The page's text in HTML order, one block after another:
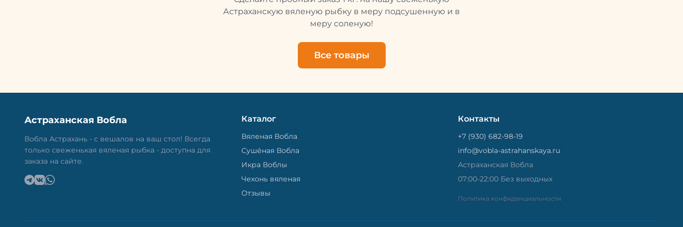
рыбу упаковывают в специальный
пакет, чтобы она не портилась и не
не просто вкусная еда, но и
пример того, как можно сочетать
старые рецепты и современные
вкусно.
Астраханскую вяленую рыбку в меру подсушенную и в
меру соленую!
Все товары
Астраханская Вобла
Вобла Астрахань - с вешалов на ваш стол! Всегда
только свеженькая вяленая рыбка - доступна для
заказа на сайте.
Каталог
Вяленая Вобла
Сушёная Вобла
Икра Воблы
Чехонь вяленая
Отзывы
Контакты
+7 (930) 682-98-19
info@vobla-astrahanskaya.ru
Астраханская Вобла
07:00-22:00 Без выходных
Политика конфиденциальности